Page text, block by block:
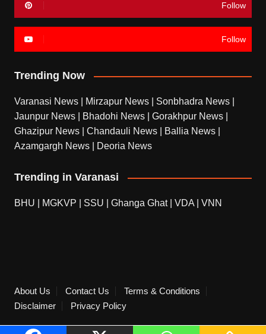
Follow
Follow
Trending Now
Varanasi News Mirzapur News Sonbhadra News
Jaunpur News
Bhadohi News Gorakhpur News
Ghazipur News
Chandauli News Ballia News
Azamgargh News
Deoria News
Trending in Varanasi
BHU MGKVP SSU Ghanga Ghat| VDA VNN
About Us Contact Us
Terms & Conditions
Disclaimer
Privacy Policy